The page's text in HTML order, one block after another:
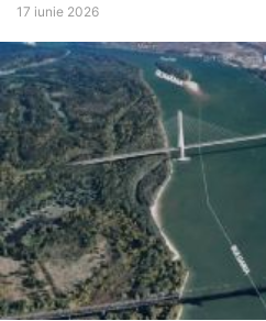
17 iunie 2026